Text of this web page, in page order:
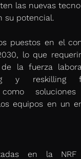
las nuevas
su potencial.
puestos en el
lo que
de la fuerza
y reskilling
equipos en un
en la NRF